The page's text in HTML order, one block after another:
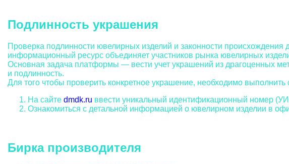
Подлинность украшения
Проверка подлинности ювелирных изделий и законности
информационный ресурс объединяет участников рынка ювелирных
Основная задача платформы — вести учет украшений из драгоценных
и подлинность.
Для того чтобы проверить конкретное украшение, необходимо
На сайте dmdk.ru ввести уникальный идентификационный номер
Ознакомиться с детальной информацией о ювелирном изделии в
Бирка производителя